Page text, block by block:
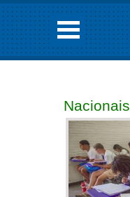
Nacionais